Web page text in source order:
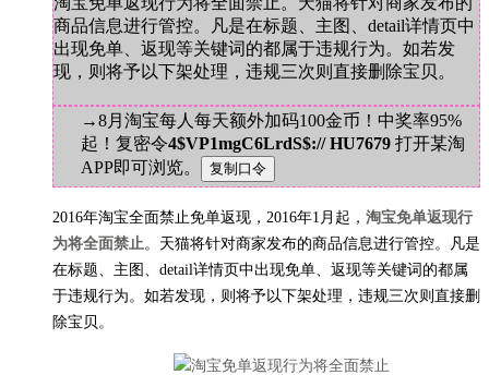
商品信息进行管控。凡是在标题、主图、detail详情页中
出现免单、返现等关键词的都属于违规行为。如若发
现，则将予以下架处理，违规三次则直接删除宝贝。
→8月淘宝每人每天额外加码100金币！中奖率95%
起！复密令4$VP1mgC6LrdS$:// HU7679 打开某淘
APP即可浏览。
2016年淘宝全面禁止免单返现， 2016年1月起， 淘宝免单返现行
为将全面禁止 。天猫将针对商家发布的商品信息进行管控。凡是
在标题、主图、detail详情页中出现免单、返现等关键词的都属
于违规行为。如若发现，则将予以下架处理，违规三次则直接删
除宝贝。